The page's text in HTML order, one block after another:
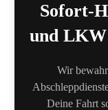
Sofort-
und LKW
Wir
Deine Fahrt